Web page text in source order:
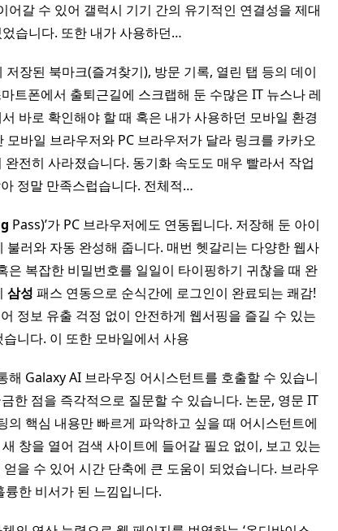
어갈 수 있어 갤럭시 기기 간의 유기적인 연결성을 제대
습니다. 또한 내가 사용하던…
저장된 북마크(즐겨찾기), 방문 기록, 열린 탭 등의 데이
트폰에서 출퇴근길에 스크랩해 둔 수많은 IT 뉴스나 레
바로 확인해야 할 때 혹은 내가 사용하던 모바일 환경
바일 브라우저와 PC 브라우저가 달라 링크를 카카오
전히 사라졌습니다. 동기화 속도도 매우 빨라서 작업
정말 만족스럽습니다. 전체적…
Pass)’가 PC 브라우저에도 연동됩니다. 저장해 둔 아이
러와 자동 완성해 줍니다. 매번 헷갈리는 다양한 웹사
은 복잡한 비밀번호를 일일이 타이핑하기 귀찮을 때 완
삼성 패스 연동으로 순식간에 로그인이 완료되는 쾌감!
정보 유출 걱정 없이 안전하게 웹서핑을 즐길 수 있는
니다. 이 또한 모바일에서 사용
해 Galaxy AI 브라우징 어시스턴트를 호출할 수 있습니
한 점을 즉각적으로 질문할 수 있습니다. 논문, 영문 IT
의 핵심 내용만 빠르게 파악하고 싶을 때 어시스턴트에
창을 열어 검색 사이트에 들어갈 필요 없이, 보고 있는
을 수 있어 시간 단축에 큰 도움이 되었습니다. 브라우
륭한 비서가 된 느낌입니다.